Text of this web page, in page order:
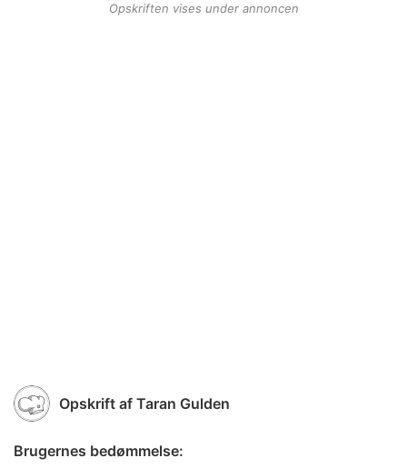
Opskriften vises under annoncen
Opskrift af Taran Gulden
Brugernes bedømmelse: